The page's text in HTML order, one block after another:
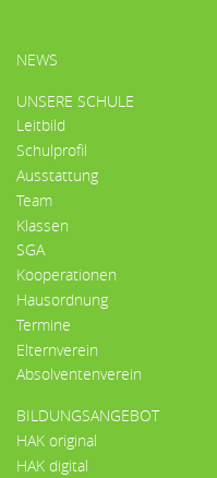
HAUPTMENÜ
NEWS
UNSERE SCHULE
Leitbild
Schulprofil
Ausstattung
Team
Klassen
SGA
Kooperationen
Hausordnung
Termine
Elternverein
Absolventenverein
BILDUNGSANGEBOT
HAK original
HAK digital